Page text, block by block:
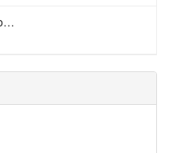
Come Nelle Favole – Vasco Rossi